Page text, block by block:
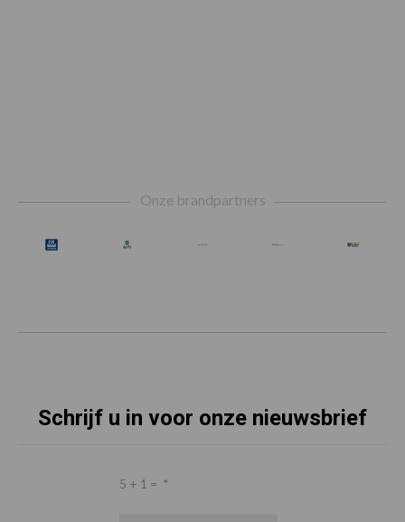
Onze brandpartners
Schrijf u in voor onze nieuwsbrief
5 + 1 = *